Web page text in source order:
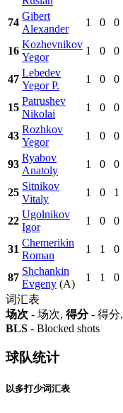
74
Gibert
Alexander
1 0 0
16
Kozhevnikov
Yegor
1 0 0
47
Lebedev
Yegor P.
1 0 0
15
Patrushev
Nikolai
1 0 0
43
Rozhkov
Yegor
1 0 0
93
Ryabov
Anatoly
1 0 0
25
Sitnikov
Vitaly
1 0 1
22
Ugolnikov
Igor
1 0 0
31
Chemerikin
Roman
1 1 0
87
Shchankin
Evgeny (A)
1 1 0
词汇表
场次 - 场次, 得分- 得分,
BLS - Blocked shots
球队统计
以多打少词汇表